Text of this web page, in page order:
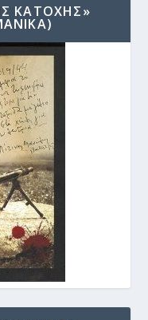
ΚΑΤΟΧΗΣ»